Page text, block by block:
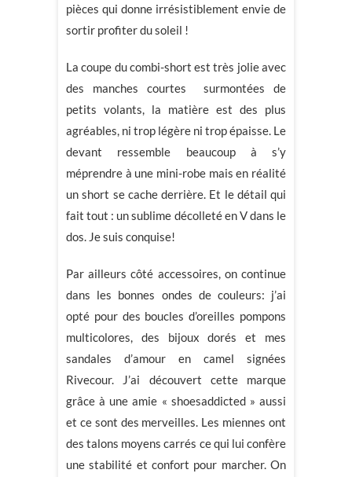
pièces qui donne irrésistiblement envie de
sortir profiter du soleil !
La coupe du combi-short est très jolie avec
des manches courtes surmontées de
petits volants, la matière est des plus
agréables, ni trop légère ni trop épaisse. Le
devant ressemble beaucoup à s’y
méprendre à une mini-robe mais en réalité
un short se cache derrière. Et le détail qui
fait tout : un sublime décolleté en V dans le
dos. Je suis conquise!
Par ailleurs côté accessoires, on continue
dans les bonnes ondes de couleurs: j’ai
opté pour des boucles d’oreilles pompons
multicolores, des bijoux dorés et mes
sandales d’amour en camel signées
Rivecour. J’ai découvert cette marque
grâce à une amie « shoesaddicted » aussi
et ce sont des merveilles. Les miennes ont
des talons moyens carrés ce qui lui confère
une stabilité et confort pour marcher. On